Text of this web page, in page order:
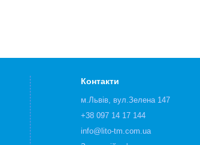
Контакти
м.Львів, вул.Зелена 147
+38 097 14 17 144
info@lito-tm.com.ua